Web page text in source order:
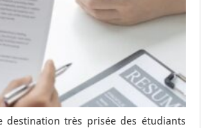
destination très prisée des étudiants